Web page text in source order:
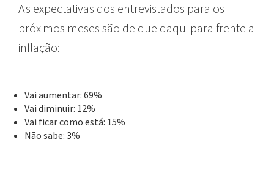
As expectativas dos entrevistados para os
próximos meses são de que daqui para frente a
inflação:
Vai aumentar: 69%
Vai diminuir: 12%
Vai ficar como está: 15%
Não sabe: 3%